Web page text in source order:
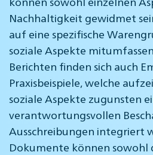
Nachhaltigkeit gewidmet
auf eine spezifische
soziale Aspekte
Berichten finden sich auch
Praxisbeispiele, welche
soziale Aspekte zugunsten
verantwortungsvollen
Ausschreibungen integriert
Dokumente können sowohl